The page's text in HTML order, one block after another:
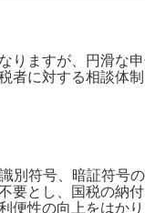
りますが、円滑な
者に対する相談体
別符号、暗証符号の
要とし、国税の納
便性の向上をはかり